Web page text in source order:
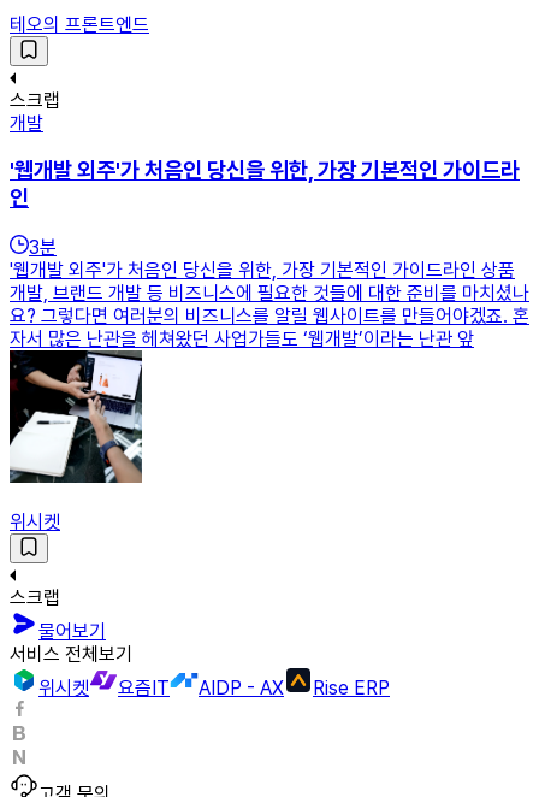
테오의 프론트엔드
스크랩
개발
'웹개발 외주'가 처음인 당신을 위한, 가장 기본적인 가이드라
인
3분
'웹개발 외주'가 처음인 당신을 위한, 가장 기본적인 가이드라인 상품
개발, 브랜드 개발 등 비즈니스에 필요한 것들에 대한 준비를 마치셨나
요? 그렇다면 여러분의 비즈니스를 알릴 웹사이트를 만들어야겠죠. 혼
자서 많은 난관을 헤쳐왔던 사업가들도 ‘웹개발’이라는 난관 앞
위시켓
스크랩
물어보기
서비스 전체보기
위시켓
요즘IT AIDP - AX Rise ERP